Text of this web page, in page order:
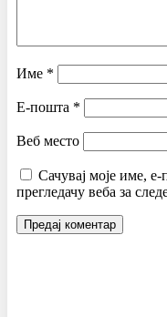
Име *
Е-пошта *
Веб место
Сачувај моје име,
прегледачу веба за